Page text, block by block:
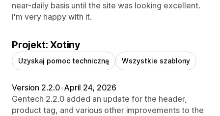
near-daily basis until the site was looking excellent.
I'm very happy with it.
Projekt: Xotiny
Uzyskaj pomoc techniczną Wszystkie szablony
Version 2.2.0•April 24, 2026
Gentech 2.2.0 added an update for the header,
product tag, and various other improvements to the